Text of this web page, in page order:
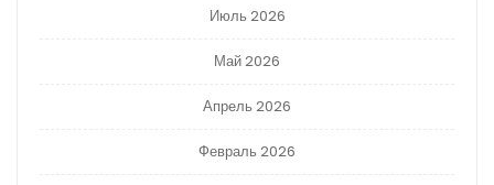
Июль 2026
Май 2026
Апрель 2026
Февраль 2026